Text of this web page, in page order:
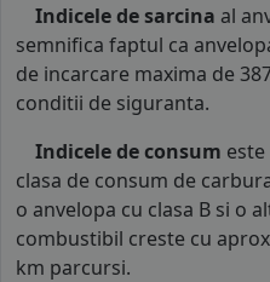
Indicele de sarcina al
semnifica faptul ca
de incarcare maxima de
conditii de siguranta.
Indicele de consum este
clasa de consum de
o anvelopa cu clasa B si o
combustibil creste cu
km parcursi.